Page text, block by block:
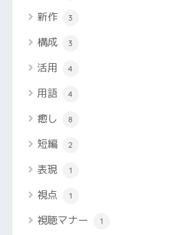
新作 3
構成 3
活用 4
用語 4
癒し 8
短編 2
表現 1
視点 1
視聴マナー 1